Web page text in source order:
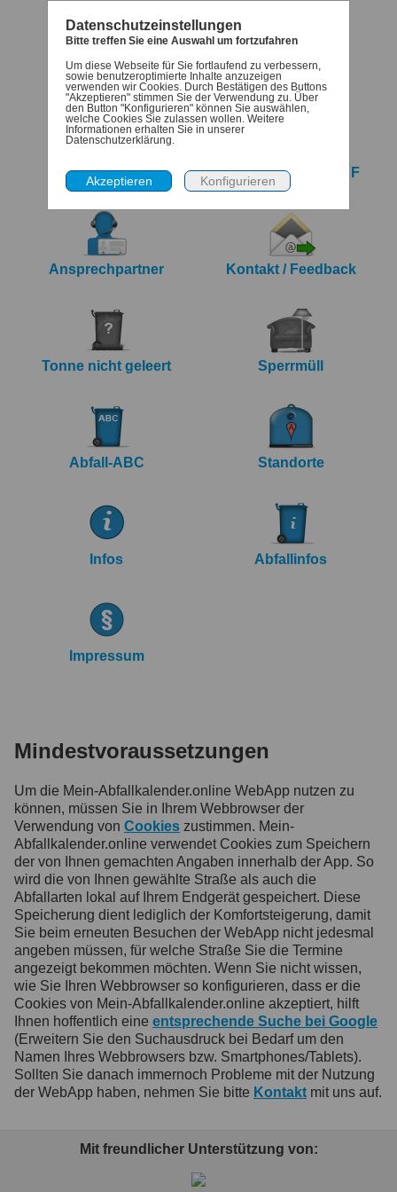
Termine Denk-dran
iCalendar Export Jahreskalender PDF
Ansprechpartner Kontakt / Feedback
Tonne nicht geleert Sperrmüll
Abfall-ABC Standorte
Infos Abfallinfos
Impressum
Mindestvoraussetzungen
Um die Mein-Abfallkalender.online WebApp nutzen zu
können, müssen Sie in Ihrem Webbrowser der
Verwendung von Cookies zustimmen. Mein-
Abfallkalender.online verwendet Cookies zum Speichern
der von Ihnen gemachten Angaben innerhalb der App. So
wird die von Ihnen gewählte Straße als auch die
Abfallarten lokal auf Ihrem Endgerät gespeichert. Diese
Speicherung dient lediglich der Komfortsteigerung, damit
Sie beim erneuten Besuchen der WebApp nicht jedesmal
angeben müssen, für welche Straße Sie die Termine
angezeigt bekommen möchten. Wenn Sie nicht wissen,
wie Sie Ihren Webbrowser so konfigurieren, dass er die
Cookies von Mein-Abfallkalender.online akzeptiert, hilft
Ihnen hoffentlich eine entsprechende Suche bei Google
(Erweitern Sie den Suchausdruck bei Bedarf um den
Namen Ihres Webbrowsers bzw. Smartphones/Tablets).
Sollten Sie danach immernoch Probleme mit der Nutzung
der WebApp haben, nehmen Sie bitte Kontakt mit uns auf.
Mit freundlicher Unterstützung von:
Datenschutzeinstellungen
Bitte treffen Sie eine Auswahl um fortzufahren
Um diese Webseite für Sie fortlaufend zu verbessern,
sowie benutzeroptimierte Inhalte anzuzeigen
verwenden wir Cookies. Durch Bestätigen des Buttons
"Akzeptieren" stimmen Sie der Verwendung zu. Über
den Button "Konfigurieren" können Sie auswählen,
welche Cookies Sie zulassen wollen. Weitere
Informationen erhalten Sie in unserer
Datenschutzerklärung.